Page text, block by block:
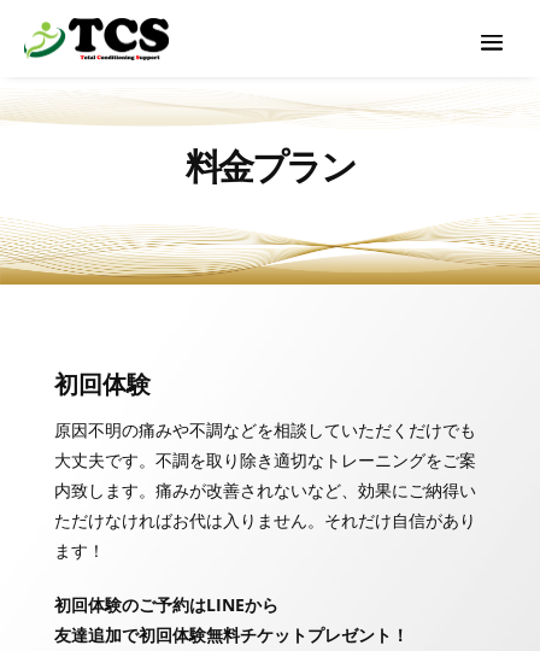
料金プラン
初回体験
原因不明の痛みや不調などを相談していただくだけでも
大丈夫です。不調を取り除き適切なトレーニングをご案
内致します。 痛みが改善されないなど、効果にご納得い
ただけなければお代は入りません。 それだけ自信があり
ます！
初回体験のご予約はLINEから
友達追加で初回体験無料チケットプレゼント！